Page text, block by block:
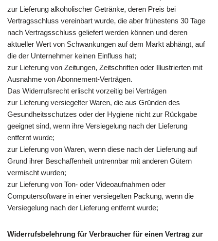
zur Lieferung alkoholischer Getränke, deren Preis bei
Vertragsschluss vereinbart wurde, die aber frühestens 30 Tage
nach Vertragsschluss geliefert werden können und deren
aktueller Wert von Schwankungen auf dem Markt abhängt, auf
die der Unternehmer keinen Einfluss hat;
zur Lieferung von Zeitungen, Zeitschriften oder Illustrierten mit
Ausnahme von Abonnement-Verträgen.
Das Widerrufsrecht erlischt vorzeitig bei Verträgen
zur Lieferung versiegelter Waren, die aus Gründen des
Gesundheitsschutzes oder der Hygiene nicht zur Rückgabe
geeignet sind, wenn ihre Versiegelung nach der Lieferung
entfernt wurde;
zur Lieferung von Waren, wenn diese nach der Lieferung auf
Grund ihrer Beschaffenheit untrennbar mit anderen Gütern
vermischt wurden;
zur Lieferung von Ton- oder Videoaufnahmen oder
Computersoftware in einer versiegelten Packung, wenn die
Versiegelung nach der Lieferung entfernt wurde;
Widerrufsbelehrung für Verbraucher für einen Vertrag zur